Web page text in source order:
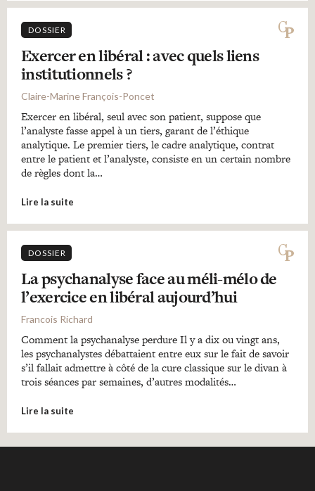
DOSSIER
Exercer en libéral : avec quels liens
institutionnels ?
Claire-Marine François-Poncet
Exercer en libéral, seul avec son patient, suppose que
l’analyste fasse appel à un tiers, garant de l’éthique
analytique. Le premier tiers, le cadre analytique, contrat
entre le patient et l’analyste, consiste en un certain nombre
de règles dont la…
Lire la suite
DOSSIER
La psychanalyse face au méli-mélo de
l’exercice en libéral aujourd’hui
Francois Richard
Comment la psychanalyse perdure Il y a dix ou vingt ans,
les psychanalystes débattaient entre eux sur le fait de savoir
s’il fallait admettre à côté de la cure classique sur le divan à
trois séances par semaines, d’autres modalités…
Lire la suite